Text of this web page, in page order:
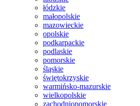
łódzkie
małopolskie
mazowieckie
opolskie
podkarpackie
podlaskie
pomorskie
śląskie
świętokrzyskie
warmińsko-mazurskie
wielkopolskie
zachodniopomorskie